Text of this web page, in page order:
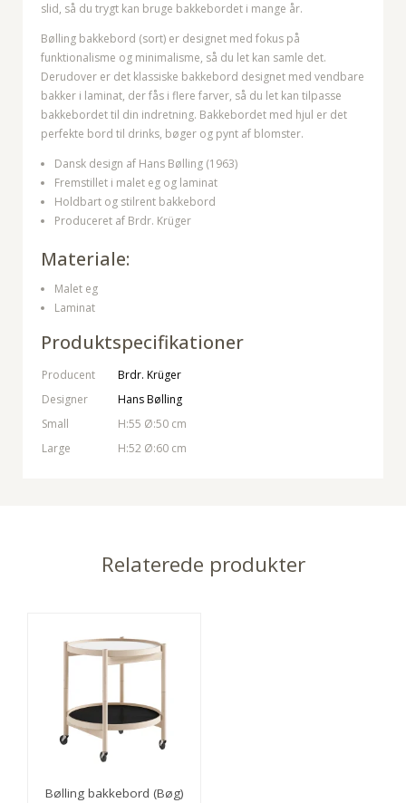
slid, så du trygt kan bruge bakkebordet i mange år.
Bølling bakkebord (sort) er designet med fokus på
funktionalisme og minimalisme, så du let kan samle det.
Derudover er det klassiske bakkebord designet med vendbare
bakker i laminat, der fås i flere farver, så du let kan tilpasse
bakkebordet til din indretning. Bakkebordet med hjul er det
perfekte bord til drinks, bøger og pynt af blomster.
Dansk design af Hans Bølling (1963)
Fremstillet i malet eg og laminat
Holdbart og stilrent bakkebord
Produceret af Brdr. Krüger
Materiale:
Malet eg
Laminat
Produktspecifikationer
Producent
Brdr. Krüger
Designer
Hans Bølling
Small
H:55 Ø:50 cm
Large
H:52 Ø:60 cm
Relaterede produkter
Bølling bakkebord (Bøg)